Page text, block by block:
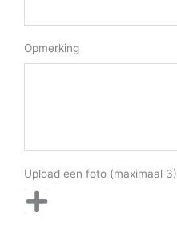
Opmerking
Upload een foto (maximaal 3)